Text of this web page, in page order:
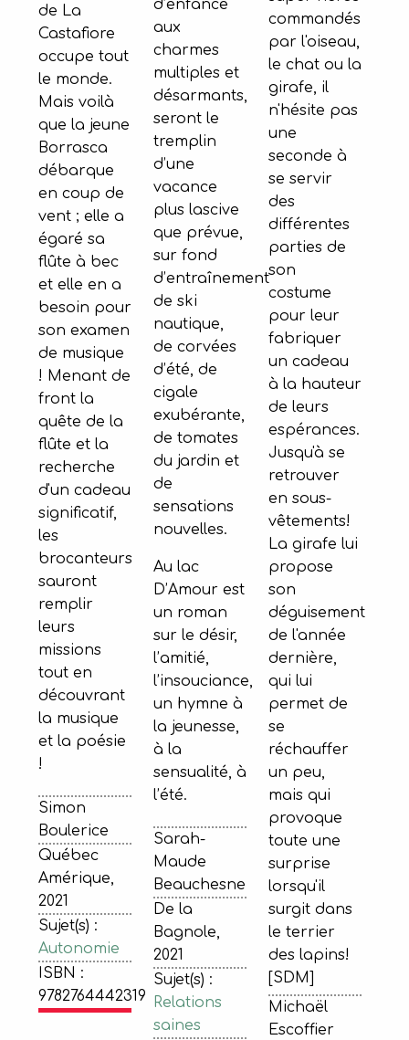
de La
Castafiore
occupe tout
le monde.
Mais voilà
que la jeune
Borrasca
débarque
en coup de
vent ; elle a
égaré sa
flûte à bec
et elle en a
besoin pour
son examen
de musique
! Menant de
front la
quête de la
flûte et la
recherche
d'un cadeau
significatif,
les
brocanteurs
sauront
remplir
leurs
missions
tout en
découvrant
la musique
et la poésie
!
Simon
Boulerice
Québec
Amérique,
2021
Sujet(s) :
Autonomie
ISBN :
9782764442319
d’enfance
aux
charmes
multiples et
désarmants,
seront le
tremplin
d’une
vacance
plus lascive
que prévue,
sur fond
d’entraînement
de ski
nautique,
de corvées
d’été, de
cigale
exubérante,
de tomates
du jardin et
de
sensations
nouvelles.
Au lac
D’Amour est
un roman
sur le désir,
l’amitié,
l’insouciance,
un hymne à
la jeunesse,
à la
sensualité, à
l’été.
Sarah-
Maude
Beauchesne
De la
Bagnole,
2021
Sujet(s) :
Relations
saines
commandés
par l'oiseau,
le chat ou la
girafe, il
n'hésite pas
une
seconde à
se servir
des
différentes
parties de
son
costume
pour leur
fabriquer
un cadeau
à la hauteur
de leurs
espérances.
Jusqu'à se
retrouver
en sous-
vêtements!
La girafe lui
propose
son
déguisement
de l'année
dernière,
qui lui
permet de
se
réchauffer
un peu,
mais qui
provoque
toute une
surprise
lorsqu'il
surgit dans
le terrier
des lapins!
[SDM]
Michaël
Escoffier